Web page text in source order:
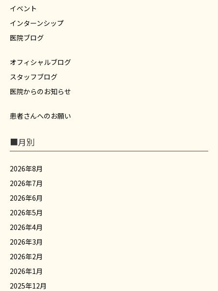
イベント
インターンシップ
医院ブログ
オフィシャルブログ
スタッフブログ
医院からのお知らせ
患者さんへのお願い
■月別
2026年8月
2026年7月
2026年6月
2026年5月
2026年4月
2026年3月
2026年2月
2026年1月
2025年12月